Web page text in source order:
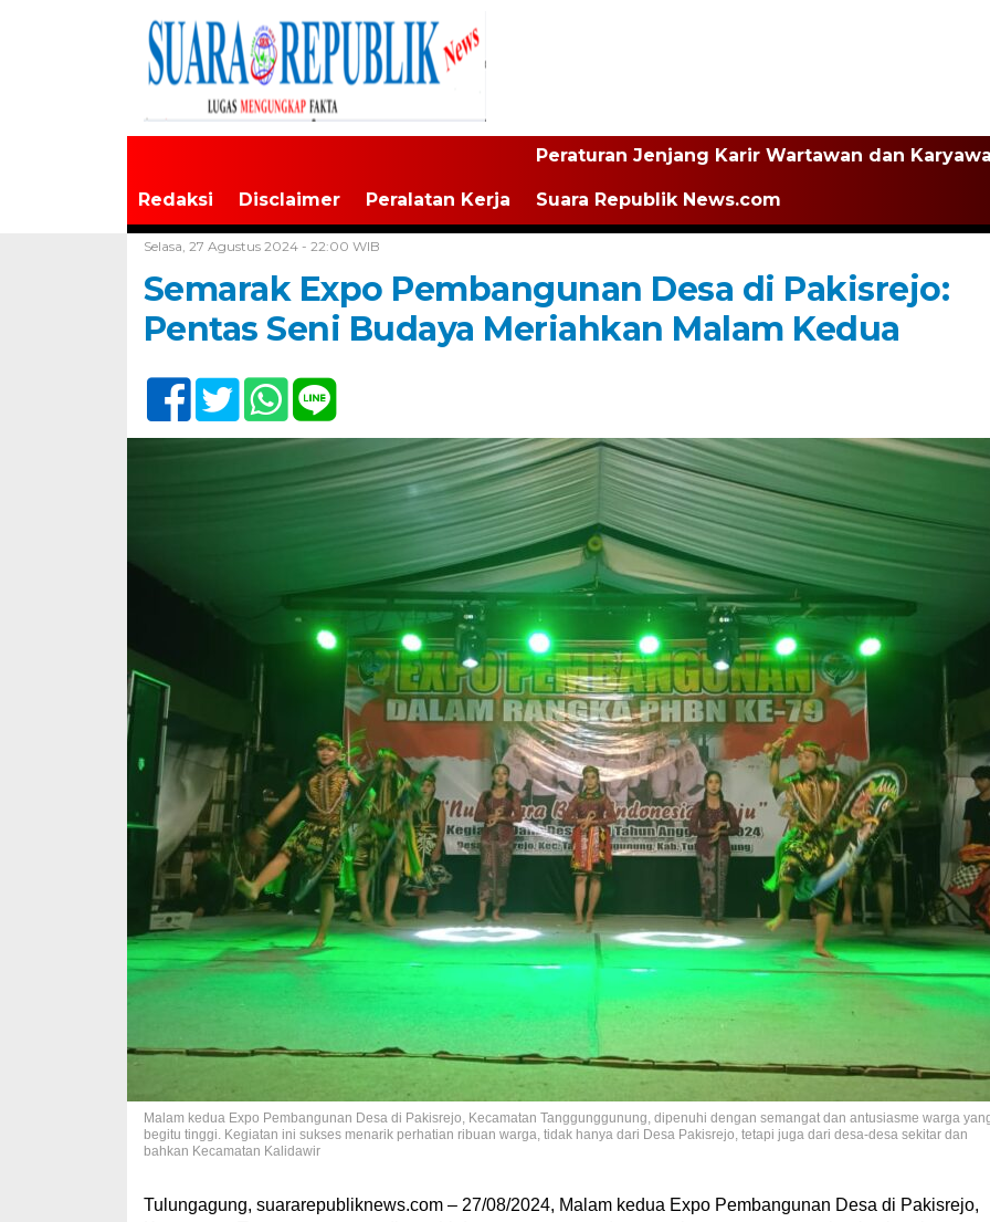
Redaksi Disclaimer Peralatan Kerja
Peraturan Jenjang Karir Wartawan dan
Suara Republik News.com
Selasa, 27 Agustus 2024 - 22:00 WIB
Semarak Expo Pembangunan Desa di Pakisrejo:
Pentas Seni Budaya Meriahkan Malam Kedua
Malam kedua Expo Pembangunan Desa di Pakisrejo, Kecamatan Tanggunggunung, dipenuhi dengan semangat dan antusiasme warga
begitu tinggi. Kegiatan ini sukses menarik perhatian ribuan warga, tidak hanya dari Desa Pakisrejo, tetapi juga dari desa-desa sekitar dan
bahkan Kecamatan Kalidawir
Tulungagung, suararepubliknews.com – 27/08/2024, Malam kedua Expo Pembangunan Desa di Pakisrejo,